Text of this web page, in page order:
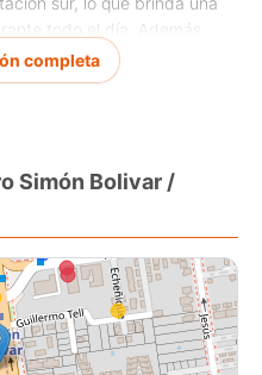
todo el día. Además,
moderno, perfecto para
y confort.
ofrece. Contáctanos para
completa
Simón Bolivar /